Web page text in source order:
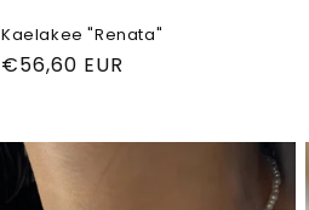
Kaelakee "Renata"
Tavahind
€56,60 EUR